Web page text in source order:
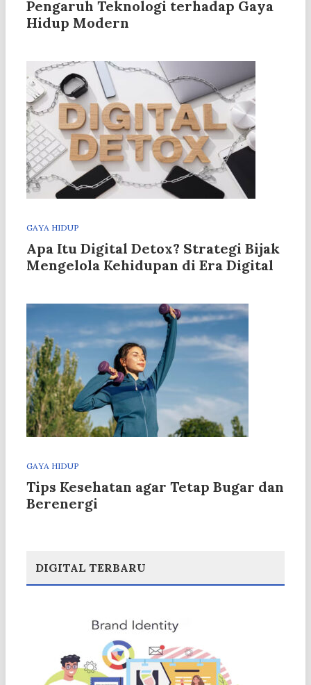
Pengaruh Teknologi terhadap Gaya
Hidup Modern
GAYA HIDUP
Apa Itu Digital Detox? Strategi Bijak
Mengelola Kehidupan di Era Digital
GAYA HIDUP
Tips Kesehatan agar Tetap Bugar dan
Berenergi
DIGITAL TERBARU